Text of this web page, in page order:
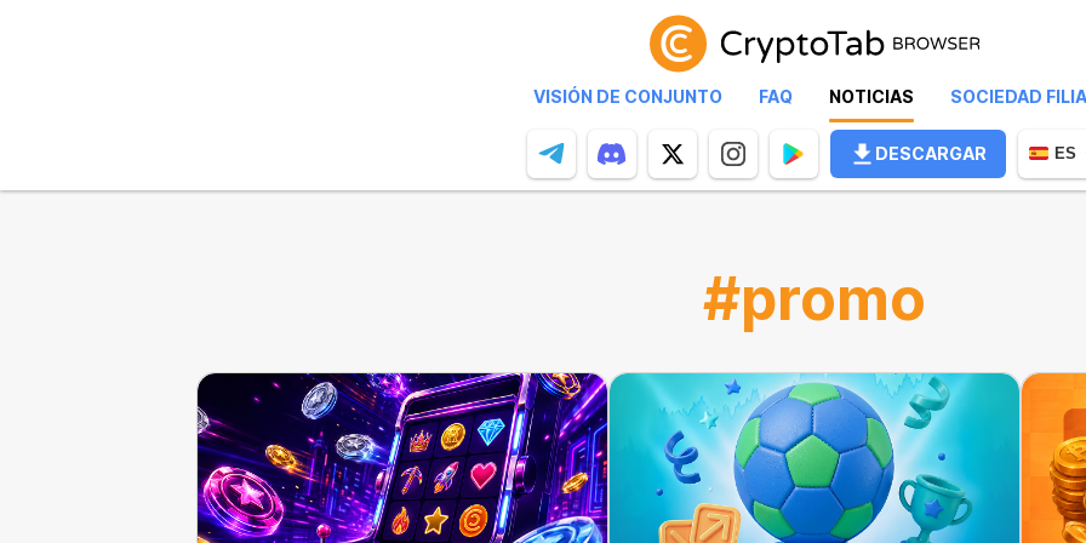
VISIÓN DE CONJUNTO FAQ NOTICIAS SOCIEDAD
DESCARGAR ES
#promo